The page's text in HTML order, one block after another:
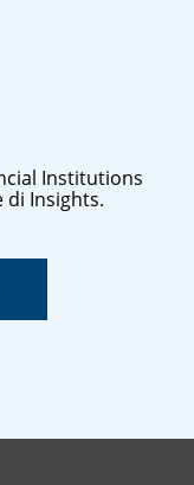
Institutions
Insights.